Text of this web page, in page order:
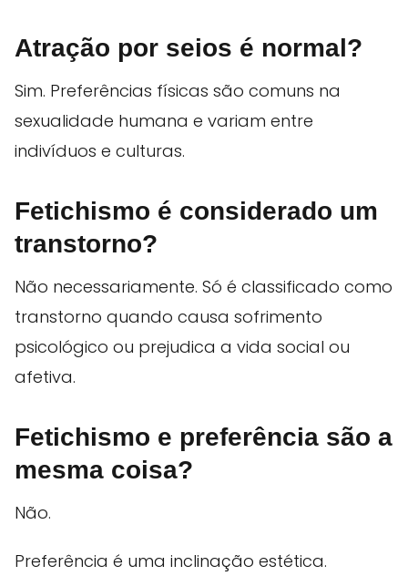
Atração por seios é normal?
Sim. Preferências físicas são comuns na
sexualidade humana e variam entre
indivíduos e culturas.
Fetichismo é considerado um
transtorno?
Não necessariamente. Só é classificado como
transtorno quando causa sofrimento
psicológico ou prejudica a vida social ou
afetiva.
Fetichismo e preferência são a
mesma coisa?
Não.
Preferência é uma inclinação estética.